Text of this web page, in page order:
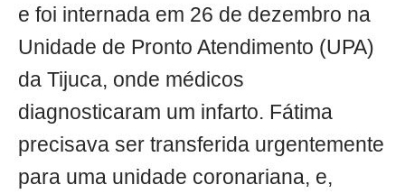
e foi internada em 26 de dezembro na
Unidade de Pronto Atendimento (UPA)
da Tijuca, onde médicos
diagnosticaram um infarto. Fátima
precisava ser transferida urgentemente
para uma unidade coronariana, e,